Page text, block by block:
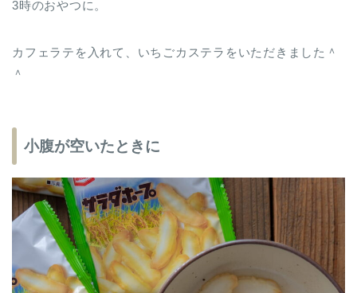
3時のおやつに。
カフェラテを入れて、いちごカステラをいただきました＾
＾
小腹が空いたときに